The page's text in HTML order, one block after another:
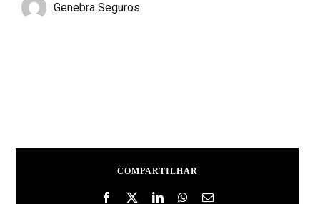
Genebra Seguros
COMPARTILHAR